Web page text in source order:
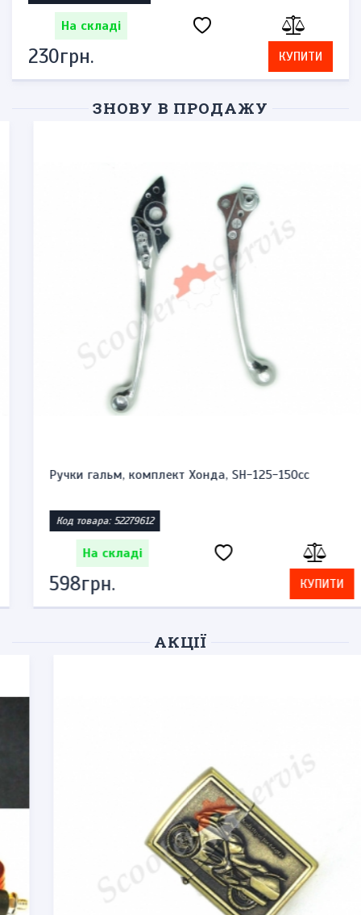
На складі
230грн. КУПИТИ
ЗНОВУ В ПРОДАЖУ
Ручки гальм, комплект Хонда, SH-125-150cc
Код товара: 52279612
На складі
598грн. КУПИТИ
АКЦІЇ